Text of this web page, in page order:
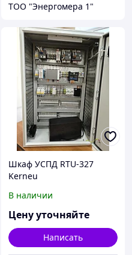
ТОО "Энергомера 1"
Шкаф УСПД RTU-327
Kerneu
В наличии
Цену уточняйте
Написать